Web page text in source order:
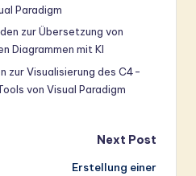
Paradigm
zur Übersetzung von
Diagrammen mit KI
zur Visualisierung des C4-
von Visual Paradigm
Next Post
Erstellung einer